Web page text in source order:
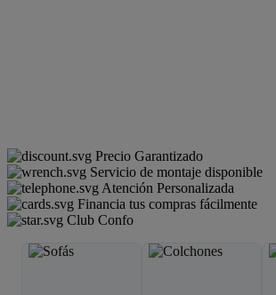
Precio Garantizado
Servicio de montaje disponible
Atención Personalizada
Financia tus compras fácilmente
Club Confo